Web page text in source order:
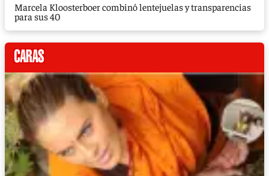
Marcela Kloosterboer combinó lentejuelas y transparencias
para sus 40